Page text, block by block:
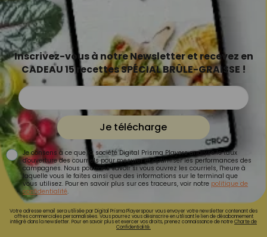
Inscrivez-vous à notre Newsletter et recevez en
CADEAU 15 recettes SPÉCIAL BRÛLE-GRAISSE !
Je télécharge
Je consens à ce que la société Digital Prisma Players analyse le taux
d'ouverture des courriels pour mesurer et optimiser les performances des
campagnes. Nous pourrons savoir si vous ouvrez les courriels, l'heure à
laquelle vous le faites ainsi que des informations sur le terminal que
vous utilisez. Pour en savoir plus sur ces traceurs, voir notre politique de
confidentialité.
Votre adresse email sera utilisée par Digital Prisma Playerspour vous envoyer votre newsletter contenant des
offres commerciales personnalisées. Vous pourrez vous désinscrire en utilisant le lien de désabonnement
intégré dans la newsletter. Pour en savoir plus et exercer vos droits, prenez connaissance de notreCharte de
Confidentialité.